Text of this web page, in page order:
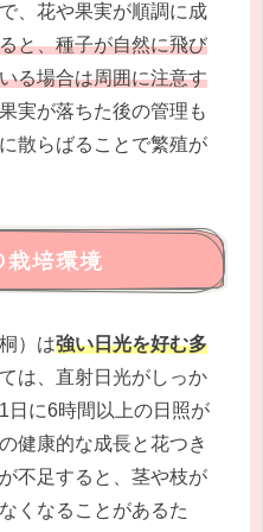
、花や果実が順調に成
と、種子が自然に飛び
る場合は周囲に注意す
実が落ちた後の管理も
散らばることで繁殖が
培環境
）は強い日光を好む多
は、直射日光がしっか
日に6時間以上の日照が
健康的な成長と花つき
不足すると、茎や枝が
くなることがあるた